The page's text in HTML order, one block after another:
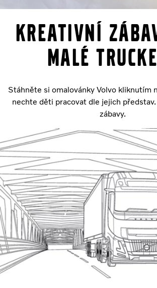
Kreativní
malé
Stáhněte si omalovánky Volvo kliknutím
nechte děti pracovat dle jejich
zábavy.